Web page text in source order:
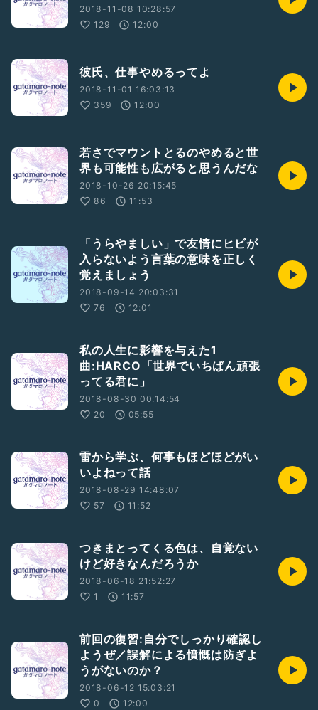
2018-11-08 10:28:57
129
12:00
彼氏、仕事やめるってよ
2018-11-01 16:03:13
359
12:00
若さでマウントとるのやめると世
界も可能性も広がると思うんだな
2018-10-26 20:15:45
86
11:53
「うらやましい」で友情にヒビが
入らないよう言葉の意味を正しく
覚えましょう
2018-09-14 20:03:31
76
12:01
私の人生に影響を与えた1
曲:HARCO「世界でいちばん頑張
ってる君に」
2018-08-30 00:14:54
20
05:55
雷から学ぶ、何事もほどほどがい
いよねって話
2018-08-29 14:48:07
57
11:52
つきまとってくる色は、自覚ない
けど好きなんだろうか
2018-06-18 21:52:27
1
11:57
前回の復習:自分でしっかり確認し
ようぜ／誤解による憤慨は防ぎよ
うがないのか？
2018-06-12 15:03:21
0
12:00